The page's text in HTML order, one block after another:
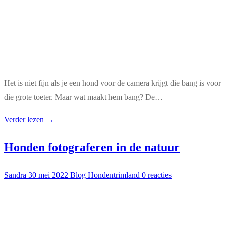
Het is niet fijn als je een hond voor de camera krijgt die bang is voor
die grote toeter. Maar wat maakt hem bang? De…
Verder lezen →
Honden fotograferen in de natuur
Sandra 30 mei 2022 Blog Hondentrimland 0 reacties